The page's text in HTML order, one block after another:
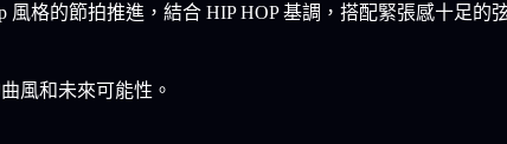
格的節拍推進，結合 HIP HOP 基調，搭配緊張感十足的
風和未來可能性。